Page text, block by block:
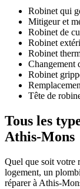
Robinet qui
Mitigeur et
Robinet de
Robinet
Robinet
Changement
Robinet
Tête de
Tous les
Athis-Mons
Quel que soit votre
logement, un
réparer à Athis-